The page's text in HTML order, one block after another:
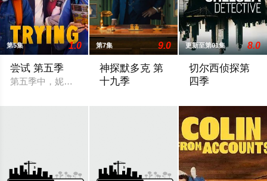
第5集 1.0
尝试 第五季
第五季中，妮基（埃丝特·史密斯饰）和杰森（拉菲·斯波饰）要
第7集 9.0
神探默多克 第
十九季
更新至第01集 8.0
切尔西侦探第
四季